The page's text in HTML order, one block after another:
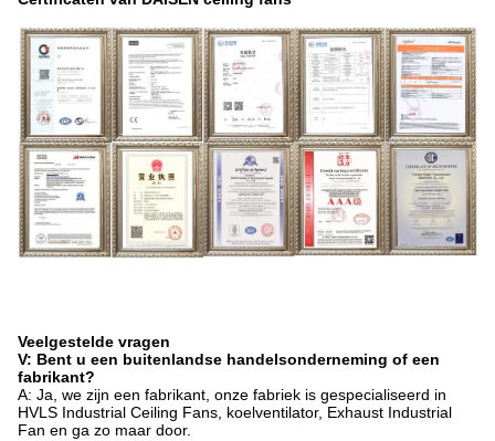
Veelgestelde vragen
V: Bent u een buitenlandse handelsonderneming of een
fabrikant?
A: Ja, we zijn een fabrikant, onze fabriek is gespecialiseerd in
HVLS Industrial Ceiling Fans, koelventilator, Exhaust Industrial
Fan en ga zo maar door.